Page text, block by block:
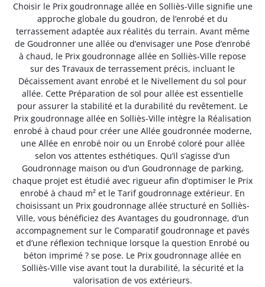
Choisir le Prix goudronnage allée en Solliès-Ville signifie une
approche globale du goudron, de l’enrobé et du
terrassement adaptée aux réalités du terrain. Avant même
de Goudronner une allée ou d’envisager une Pose d’enrobé
à chaud, le Prix goudronnage allée en Solliès-Ville repose
sur des Travaux de terrassement précis, incluant le
Décaissement avant enrobé et le Nivellement du sol pour
allée. Cette Préparation de sol pour allée est essentielle
pour assurer la stabilité et la durabilité du revêtement. Le
Prix goudronnage allée en Solliès-Ville intègre la Réalisation
enrobé à chaud pour créer une Allée goudronnée moderne,
une Allée en enrobé noir ou un Enrobé coloré pour allée
selon vos attentes esthétiques. Qu’il s’agisse d’un
Goudronnage maison ou d’un Goudronnage de parking,
chaque projet est étudié avec rigueur afin d’optimiser le Prix
enrobé à chaud m² et le Tarif goudronnage extérieur. En
choisissant un Prix goudronnage allée structuré en Solliès-
Ville, vous bénéficiez des Avantages du goudronnage, d’un
accompagnement sur le Comparatif goudronnage et pavés
et d’une réflexion technique lorsque la question Enrobé ou
béton imprimé ? se pose. Le Prix goudronnage allée en
Solliès-Ville vise avant tout la durabilité, la sécurité et la
valorisation de vos extérieurs.